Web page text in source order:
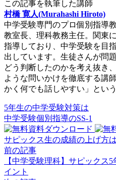
この記事を執筆した講師
村橋 寛人(Murahashi Hiroto)
中学受験専門のプロ個別指導
教室長、理科教務主任。関東
指導しており、中学受験を目
出しています。生徒さんが問
どう判断したのかを考え抜き
ような問いかけを徹底する講
かく何でも話しやすい」とい
5年生の中学受験対策は
中学受験個別指導のSS-1
サピックス生の成績の上げ方
前の記事
【中学受験理科】サピックス
イント